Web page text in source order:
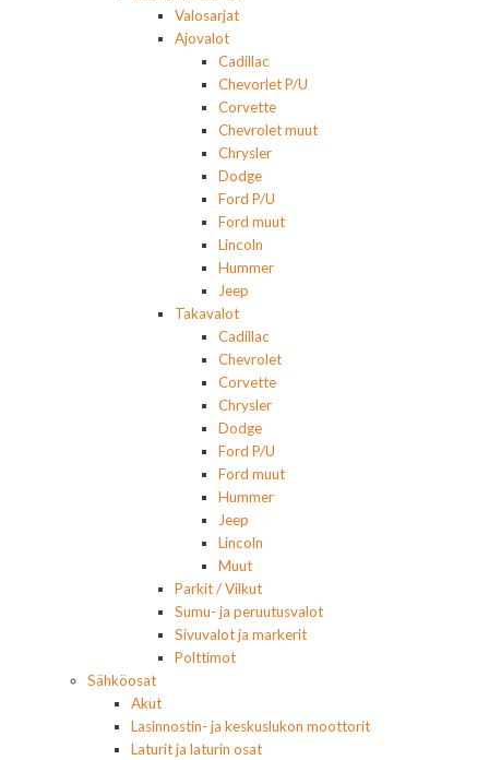
Valosarjat
Ajovalot
Cadillac
Chevorlet P/U
Corvette
Chevrolet muut
Chrysler
Dodge
Ford P/U
Ford muut
Lincoln
Hummer
Jeep
Takavalot
Cadillac
Chevrolet
Corvette
Chrysler
Dodge
Ford P/U
Ford muut
Hummer
Jeep
Lincoln
Muut
Parkit / Vilkut
Sumu- ja peruutusvalot
Sivuvalot ja markerit
Polttimot
Sähköosat
Akut
Lasinnostin- ja keskuslukon moottorit
Laturit ja laturin osat